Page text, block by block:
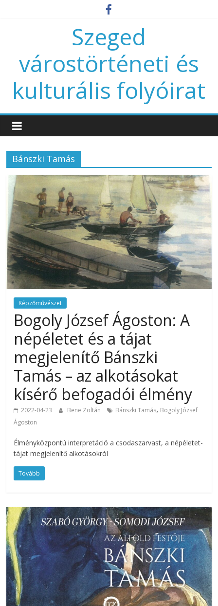
Szeged
várostörténeti és
kulturális folyóirat
Bánszki Tamás
Képzőművészet
Bogoly József Ágoston: A
népéletet és a tájat
megjelenítő Bánszki
Tamás – az alkotásokat
kísérő befogadói élmény
2022-04-23 Bene Zoltán Bánszki Tamás, Bogoly József
Ágoston
Élményközpontú interpretáció a csodaszarvast, a népéletet-
tájat megjelenítő alkotásokról
Tovább